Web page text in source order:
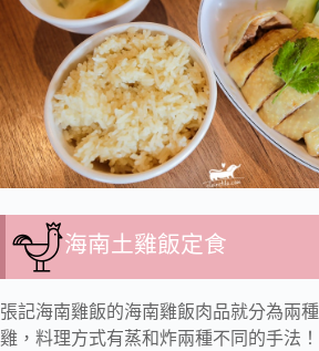
海南土雞飯定食
張記海南雞飯的海南雞飯肉品就分為兩
雞，料理方式有蒸和炸兩種不同的手法！